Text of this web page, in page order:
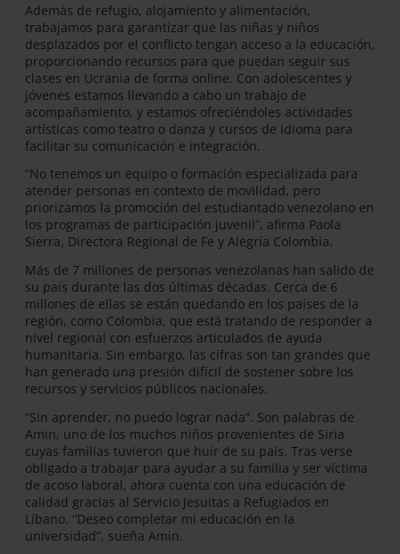
Además de refugio, alojamiento y alimentación,
trabajamos para garantizar que las niñas y niños
desplazados por el conflicto tengan acceso a la educación,
proporcionando recursos para que puedan seguir sus
clases en Ucrania de forma online. Con adolescentes y
jóvenes estamos llevando a cabo un trabajo de
acompañamiento, y estamos ofreciéndoles actividades
artísticas como teatro o danza y cursos de idioma para
facilitar su comunicación e integración.
“No tenemos un equipo o formación especializada para
atender personas en contexto de movilidad, pero
priorizamos la promoción del estudiantado venezolano en
los programas de participación juvenil”, afirma Paola
Sierra, Directora Regional de Fe y Alegría Colombia.
Más de 7 millones de personas venezolanas han salido de
su país durante las dos últimas décadas. Cerca de 6
millones de ellas se están quedando en los países de la
región, como Colombia, que está tratando de responder a
nivel regional con esfuerzos articulados de ayuda
humanitaria. Sin embargo, las cifras son tan grandes que
han generado una presión difícil de sostener sobre los
recursos y servicios públicos nacionales.
“Sin aprender, no puedo lograr nada”. Son palabras de
Amin, uno de los muchos niños provenientes de Siria
cuyas familias tuvieron que huir de su país. Tras verse
obligado a trabajar para ayudar a su familia y ser víctima
de acoso laboral, ahora cuenta con una educación de
calidad gracias al Servicio Jesuitas a Refugiados en
Líbano. “Deseo completar mi educación en la
universidad”, sueña Amin.